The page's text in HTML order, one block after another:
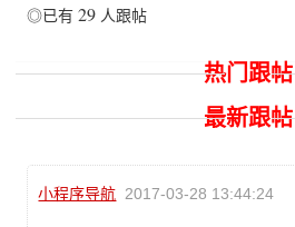
◎已有 29 人跟帖
热门跟帖
最新跟帖
小程序导航 2017-03-28 13:44:24